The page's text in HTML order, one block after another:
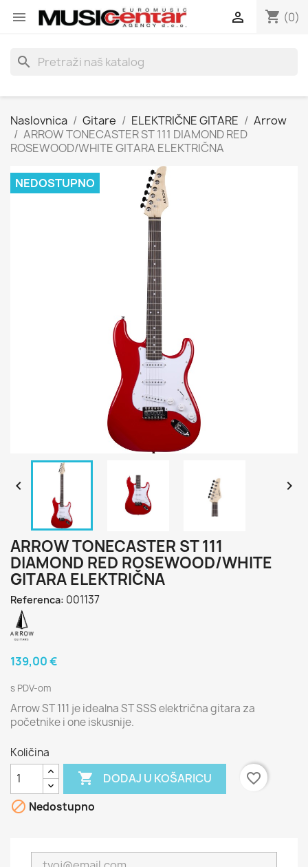
 shopping_cart (0)

search
Naslovnica Gitare ELEKTRIČNE GITARE
Arrow
ARROW TONECASTER ST 111 DIAMOND RED
ROSEWOOD/WHITE GITARA ELEKTRIČNA
NEDOSTUPNO
 
ARROW TONECASTER ST 111
DIAMOND RED ROSEWOOD/WHITE
GITARA ELEKTRIČNA
Referenca: 001137
139,00 €
s PDV-om
Arrow ST 111 je idealna ST SSS električna gitara za
početnike i one iskusnije.
Količina
 DODAJ U KOŠARICU
favorite_border
 Nedostupno